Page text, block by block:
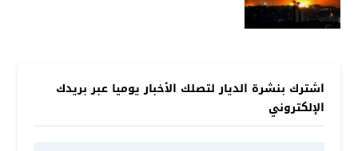
اشترك بنشرة الديار لتصلك الأخبار يوميا عبر بريدك
الإلكتروني